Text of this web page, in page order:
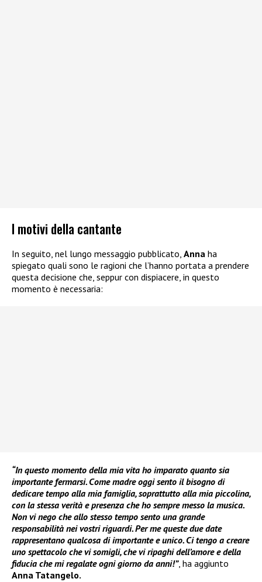
I motivi della cantante
In seguito, nel lungo messaggio pubblicato, Anna ha
spiegato quali sono le ragioni che l’hanno portata a prendere
questa decisione che, seppur con dispiacere, in questo
momento è necessaria:
“In questo momento della mia vita ho imparato quanto sia
importante fermarsi. Come madre oggi sento il bisogno di
dedicare tempo alla mia famiglia, soprattutto alla mia piccolina,
con la stessa verità e presenza che ho sempre messo la musica.
Non vi nego che allo stesso tempo sento una grande
responsabilità nei vostri riguardi. Per me queste due date
rappresentano qualcosa di importante e unico. Ci tengo a creare
uno spettacolo che vi somigli, che vi ripaghi dell’amore e della
fiducia che mi regalate ogni giorno da anni!”, ha aggiunto
Anna Tatangelo.